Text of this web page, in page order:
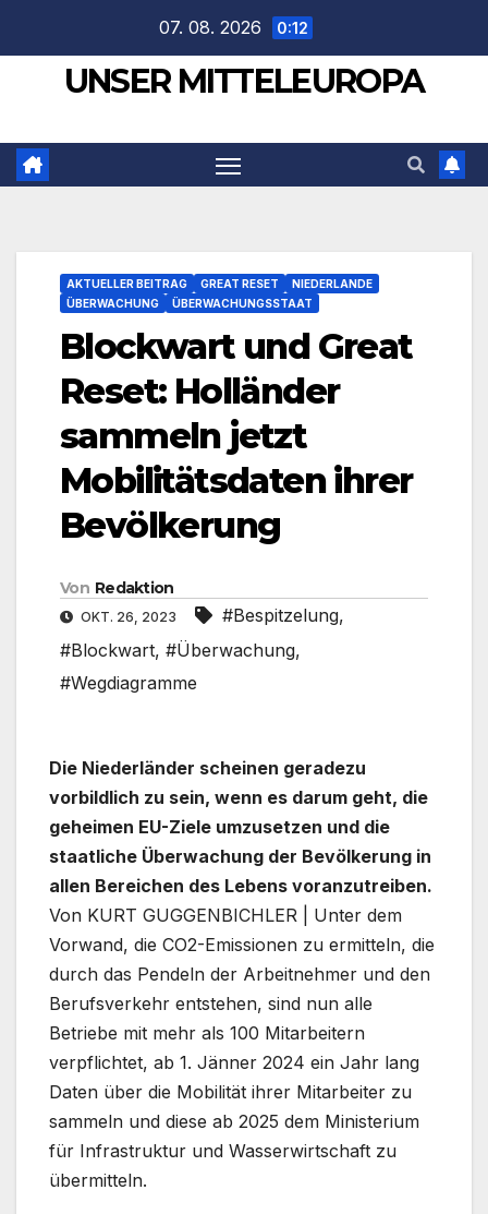
springen
07. 08. 2026 0:12
UNSER MITTELEUROPA
AKTUELLER BEITRAG GREAT RESET
NIEDERLANDE
ÜBERWACHUNG
ÜBERWACHUNGSSTAAT
Blockwart und Great
Reset: Holländer
sammeln jetzt
Mobilitätsdaten ihrer
Bevölkerung
Von Redaktion
OKT. 26, 2023 #Bespitzelung,
#Blockwart, #Überwachung,
#Wegdiagramme
Die Niederländer scheinen geradezu
vorbildlich zu sein, wenn es darum geht, die
geheimen EU-Ziele umzusetzen und die
staatliche Überwachung der Bevölkerung in
allen Bereichen des Lebens voranzutreiben.
Von KURT GUGGENBICHLER | Unter dem
Vorwand, die CO2-Emissionen zu ermitteln, die
durch das Pendeln der Arbeitnehmer und den
Berufsverkehr entstehen, sind nun alle
Betriebe mit mehr als 100 Mitarbeitern
verpflichtet, ab 1. Jänner 2024 ein Jahr lang
Daten über die Mobilität ihrer Mitarbeiter zu
sammeln und diese ab 2025 dem Ministerium
für Infrastruktur und Wasserwirtschaft zu
übermitteln.